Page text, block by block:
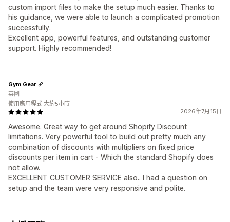
custom import files to make the setup much easier. Thanks to
his guidance, we were able to launch a complicated promotion
successfully.
Excellent app, powerful features, and outstanding customer
support. Highly recommended!
2026年7月15日
Awesome. Great way to get around Shopify Discount
limitations. Very powerful tool to build out pretty much any
combination of discounts with multipliers on fixed price
discounts per item in cart - Which the standard Shopify does
not allow.
EXCELLENT CUSTOMER SERVICE also.. I had a question on
setup and the team were very responsive and polite.
Gym Gear
英國
使用應用程式 大約5小時